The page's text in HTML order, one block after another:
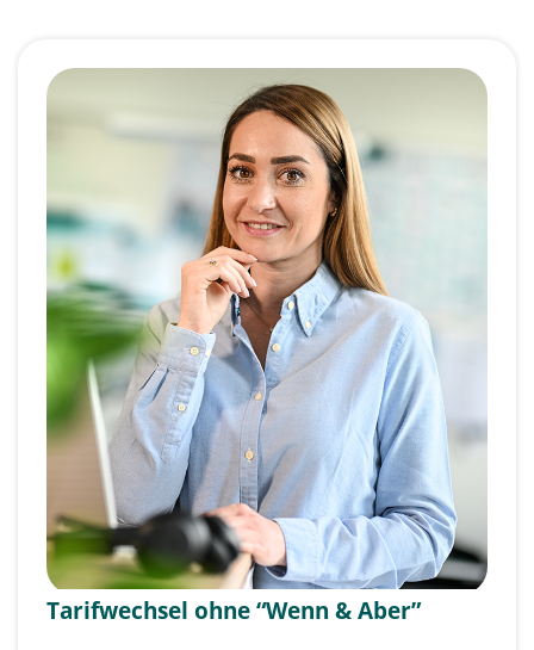
Tarifwechsel ohne “Wenn & Aber”